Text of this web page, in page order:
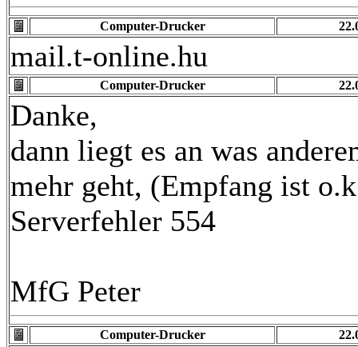
Computer-Drucker
mail.t-online.hu
Computer-Drucker
Danke,
dann liegt es an was
mehr geht, (Empfang ist
Serverfehler 554
MfG Peter
Computer-Drucker